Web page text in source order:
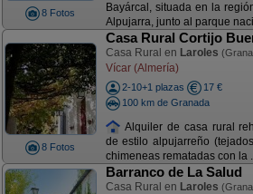
8 Fotos
Bayárcal, situada en la
Alpujarra, junto al parque
8 Fotos
Casa Rural Cortijo
Casa Rural en Laroles
Vícar (Almería)
2-10+1 plazas
17 €
100 km de Granada
Alquiler de casa rural
de estilo alpujarreño
chimeneas rematadas con la
Barranco de La Salud
Casa Rural en Laroles